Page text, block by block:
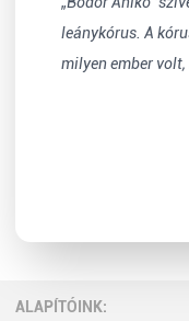
leánykórus. A
milyen ember volt,
ALAPÍTÓINK: